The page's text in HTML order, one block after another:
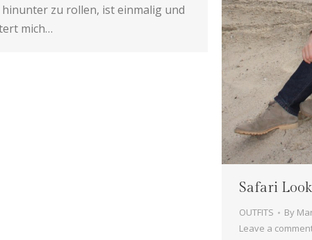
zu rollen, ist einmalig und
mich…
Safari Look
OUTFITS By
Leave a